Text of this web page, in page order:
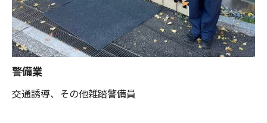
警備業
交通誘導、その他雑踏警備員